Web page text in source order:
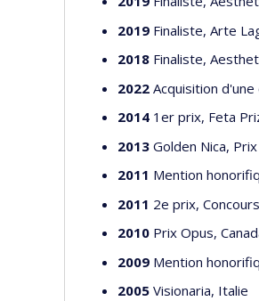
2019 Finaliste, Arte
2018 Finaliste,
2022 Acquisition
2014 1er prix, Feta
2013 Golden Nica,
2011 Mention
2011 2e prix,
2010 Prix Opus,
2009 Mention
2005 Visionaria, Italie